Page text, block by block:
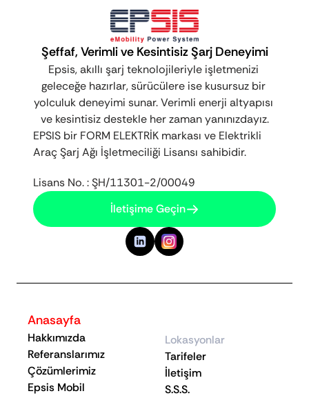
Şeffaf, Verimli ve Kesintisiz Şarj Deneyimi
Epsis, akıllı şarj teknolojileriyle işletmenizi
geleceğe hazırlar, sürücülere ise kusursuz bir
yolculuk deneyimi sunar. Verimli enerji altyapısı
ve kesintisiz destekle her zaman yanınızdayız.
EPSIS bir FORM ELEKTRİK markası ve Elektrikli
Araç Şarj Ağı İşletmeciliği Lisansı sahibidir.
Lisans No. : ŞH/11301-2/00049
İletişime Geçin
Anasayfa
Hakkımızda
Referanslarımız
Çözümlerimiz
Epsis Mobil
Lokasyonlar
Tarifeler
S.S.S.
İletişim